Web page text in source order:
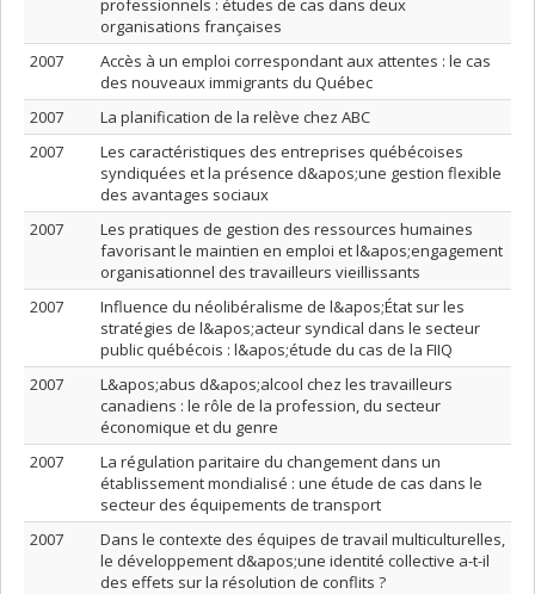
professionnels : études de cas dans deux
organisations françaises
2007
Accès à un emploi correspondant aux attentes : le cas
des nouveaux immigrants du Québec
2007
La planification de la relève chez ABC
2007
Les caractéristiques des entreprises québécoises
syndiquées et la présence d&apos;une gestion flexible
des avantages sociaux
2007
Les pratiques de gestion des ressources humaines
favorisant le maintien en emploi et l&apos;engagement
organisationnel des travailleurs vieillissants
2007
Influence du néolibéralisme de l&apos;État sur les
stratégies de l&apos;acteur syndical dans le secteur
public québécois : l&apos;étude du cas de la FIIQ
2007
L&apos;abus d&apos;alcool chez les travailleurs
canadiens : le rôle de la profession, du secteur
économique et du genre
2007
La régulation paritaire du changement dans un
établissement mondialisé : une étude de cas dans le
secteur des équipements de transport
2007
Dans le contexte des équipes de travail multiculturelles,
le développement d&apos;une identité collective a-t-il
des effets sur la résolution de conflits ?